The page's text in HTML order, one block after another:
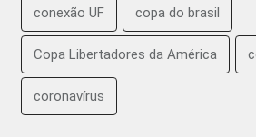
conexão UF copa do brasil
Copa Libertadores da América
coronavírus